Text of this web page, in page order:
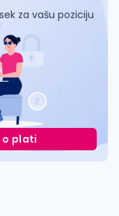
za vašu poziciju
plati